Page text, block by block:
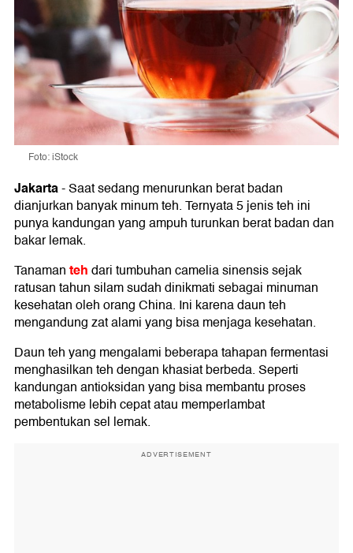
Foto: iStock
Jakarta-Saat sedang menurunkan berat badan
dianjurkan banyak minum teh. Ternyata 5 jenis teh ini
punya kandungan yang ampuh turunkan berat badan dan
bakar lemak.
Tanamantehdari tumbuhan camelia sinensis sejak
ratusan tahun silam sudah dinikmati sebagai minuman
kesehatan oleh orang China. Ini karena daun teh
mengandung zat alami yang bisa menjaga kesehatan.
Daun teh yang mengalami beberapa tahapan fermentasi
menghasilkan teh dengan khasiat berbeda. Seperti
kandungan antioksidan yang bisa membantu proses
metabolisme lebih cepat atau memperlambat
pembentukan sel lemak.
ADVERTISEMENT